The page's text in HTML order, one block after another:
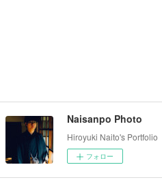
Naisanpo Photo
Hiroyuki Naito's Portfolio
フォロー